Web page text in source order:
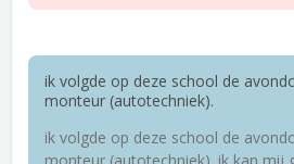
ik volgde op deze school de
monteur (autotechniek).
ik volgde op deze school de